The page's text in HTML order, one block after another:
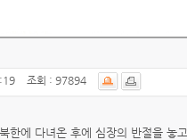
조회 : 97894
북한에 다녀온 후에 심장의 반절을 놓